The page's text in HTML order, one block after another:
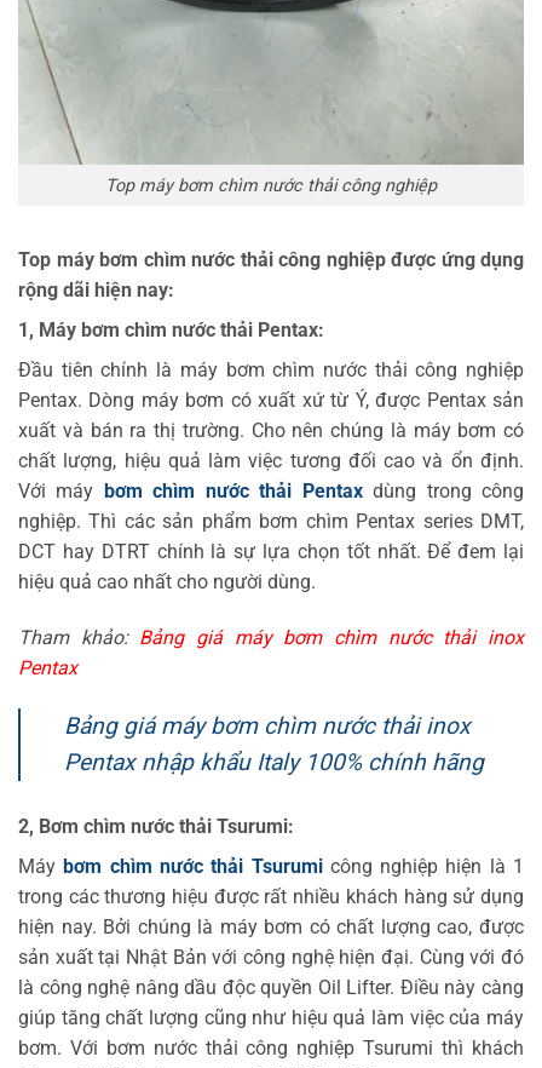
Top máy bơm chìm nước thải công nghiệp
Top máy bơm chìm nước thải công nghiệp được ứng dụng
rộng dãi hiện nay:
1, Máy bơm chìm nước thải Pentax:
Đầu tiên chính là máy bơm chìm nước thải công nghiệp
Pentax. Dòng máy bơm có xuất xứ từ Ý, được Pentax sản
xuất và bán ra thị trường. Cho nên chúng là máy bơm có
chất lượng, hiệu quả làm việc tương đối cao và ổn định.
Với máy
bơm chìm nước thải Pentaxdùng trong công
nghiệp. Thì các sản phẩm bơm chìm Pentax series DMT,
DCT hay DTRT chính là sự lựa chọn tốt nhất. Để đem lại
hiệu quả cao nhất cho người dùng.
Tham khảo: Bảng giá máy bơm chìm nước thải inox
Pentax
Bảng giá máy bơm chìm nước thải inox
Pentax nhập khẩu Italy 100% chính hãng
2, Bơm chìm nước thải Tsurumi:
Máybơm chìm nước thải Tsurumicông nghiệp hiện là 1
trong các thương hiệu được rất nhiều khách hàng sử dụng
hiện nay. Bởi chúng là máy bơm có chất lượng cao, được
sản xuất tại Nhật Bản với công nghệ hiện đại. Cùng với đó
là công nghệ nâng dầu độc quyền Oil Lifter. Điều này càng
giúp tăng chất lượng cũng như hiệu quả làm việc của máy
bơm. Với bơm nước thải công nghiệp Tsurumi thì khách